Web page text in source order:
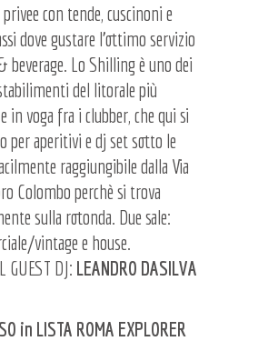
con tende, cuscinoni e
dove gustare l'ottimo servizio
beverage. Lo Shilling è uno dei
del litorale più
in voga fra i clubber, che qui si
per aperitivi e dj set sotto le
raggiungibile dalla Via
Colombo perchè si trova
sulla rotonda. Due sale:
vintage e house.
GUEST DJ: LEANDRO DASILVA
in LISTA ROMA EXPLORER